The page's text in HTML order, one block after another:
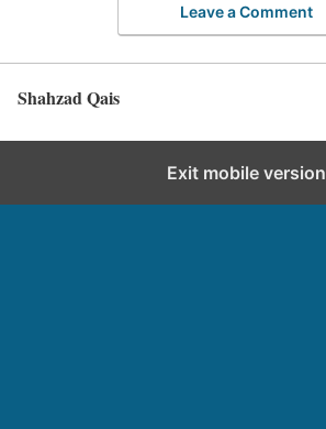
Leave a Comment
Shahzad Qais
Exit mobile version